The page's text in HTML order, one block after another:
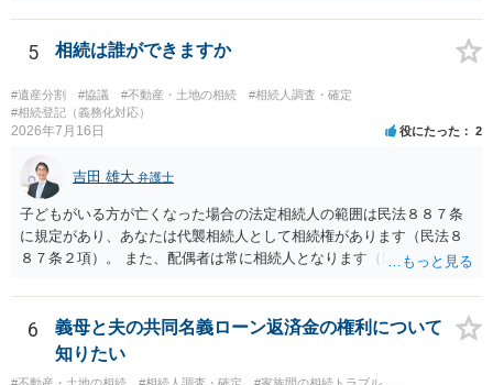
ますか。 →本人が自由に決められますので、どこが妥当とは言えない
です。客観的な基準もありません。 ・できれば穏やかに、分割を拒否
することはできますか。 →分割を拒否するということは、遺産はいら
ないということでしょうか。遺言で、受取を指定されててもいらない
と拒否することはできます。理由を説明する必要はありません。
5 相続は誰ができますか
#遺産分割 #協議 #不動産・土地の相続
#相続人調査・確定
#相続登記（義務化対応）
2026年7月16日 役にたった 2
吉田 雄大 弁護士
子どもがいる方が亡くなった場合の法定相続人の範囲は民法８８７条
に規定があり、あなたは代襲相続人として相続権があります（民法８
８７条２項）。 また、配偶者は常に相続人となります（民法８９０
も相続権があります。つまり、孫５人に加えて「おじ又はおば」にも
相続権がある可能性があります。
6
義母と夫の共同名義ローン返済金の権利について
知りたい
#不動産・土地の相続 #相続人調査・確定 #家族間の相続トラブル